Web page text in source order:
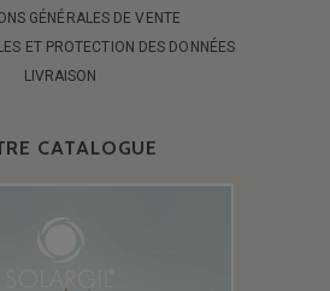
GÉNÉRALES DE VENTE
ET PROTECTION DES DONNÉES
LIVRAISON
CATALOGUE